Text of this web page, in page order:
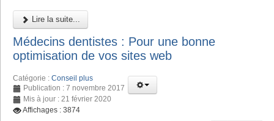
Lire la suite...
Médecins dentistes : Pour une bonne
optimisation de vos sites web
Catégorie : Conseil plus
Publication : 7 novembre 2017
Mis à jour : 21 février 2020
Affichages : 3874